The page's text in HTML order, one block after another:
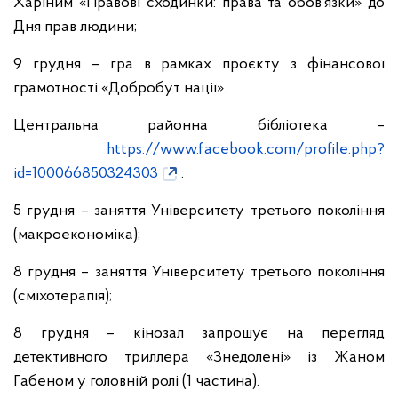
Харіним «Правові сходинки: права та обов’язки» до
Дня прав людини;
9 грудня – гра в рамках проєкту з фінансової
грамотності «Добробут нації».
Центральна районна бібліотека –
https://www.facebook.com/profile.php?
id=100066850324303
:
5 грудня – заняття Університету третього покоління
(макроекономіка);
8 грудня – заняття Університету третього покоління
(сміхотерапія);
8 грудня – кінозал запрошує на перегляд
детективного триллера «Знедолені» із Жаном
Габеном у головній ролі (1 частина).